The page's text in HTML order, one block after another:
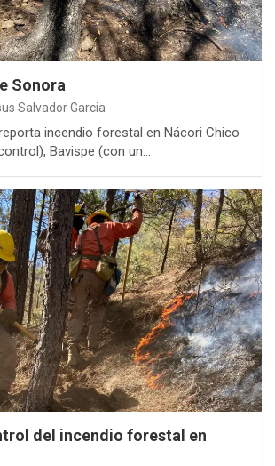
Sonora
Salvador Garcia
incendio forestal en Nácori Chico
Bavispe (con un…
del incendio forestal en